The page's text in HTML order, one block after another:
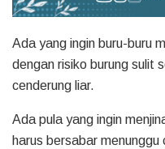
Ada yang ingin buru-buru
dengan risiko burung sulit
cenderung liar.
Ada pula yang ingin
harus bersabar